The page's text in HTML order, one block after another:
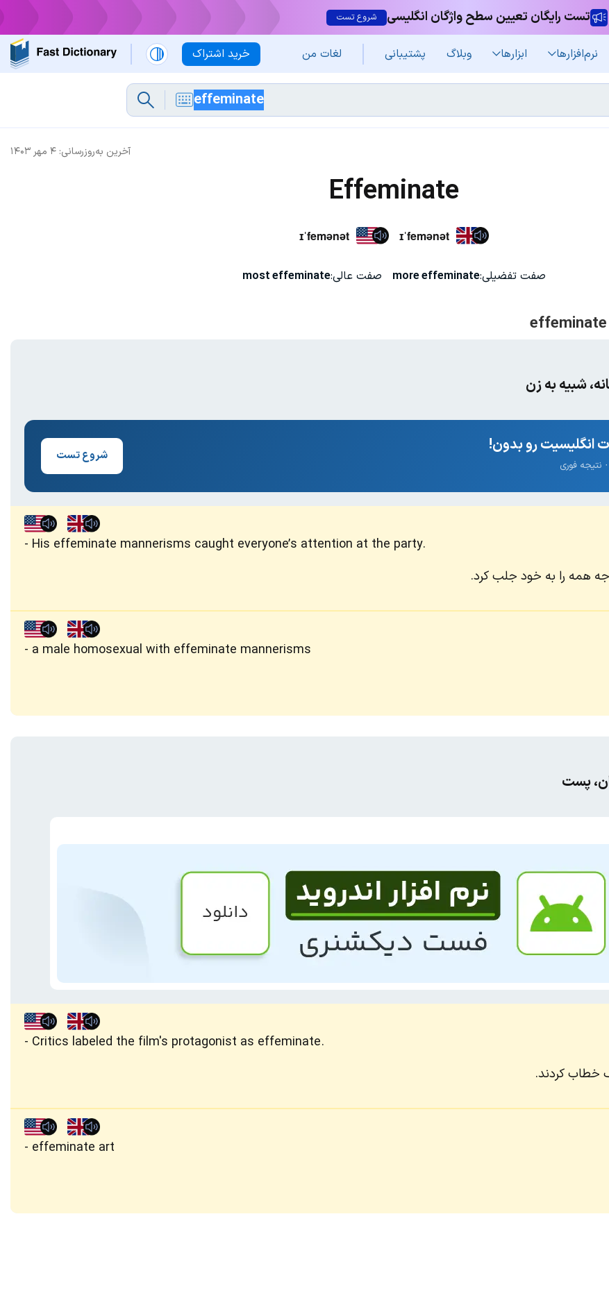
تست رایگان تعیین سطح واژگان انگلیسی شروع تست
خرید اشتراک نرم‌افزار‌ها ابزارها وبلاگ پشتیبانی لغات من
آخرین به‌روزرسانی: ۴ مهر ۱۴۰۳
Effeminate
ɪˈfemənət ɪˈfemənət
صفت تفضیلی:more effeminate صفت عالی:most effeminate
شبیه به زن
انگلیسیت رو بدون!
شروع تست
His effeminate mannerisms caught everyone’s attention at the party.
همه را به خود جلب کرد.
a male homosexual with effeminate mannerisms
پست
Critics labeled the film's protagonist as effeminate.
خطاب کردند.
effeminate art